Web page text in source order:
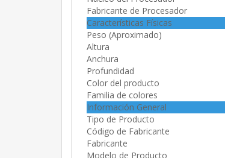
Fabricante de Procesador
Características Físicas
Peso (Aproximado)
Altura
Anchura
Profundidad
Color del producto
Familia de colores
Información General
Tipo de Producto
Código de Fabricante
Fabricante
Modelo de Producto